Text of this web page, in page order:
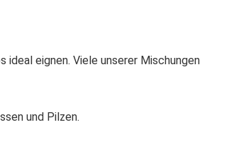
ideal eignen. Viele unserer Mischungen
und Pilzen.